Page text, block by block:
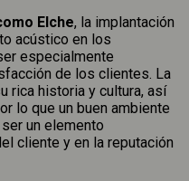
Elche, la implantación
acústico en los
especialmente
de los clientes. La
rica historia y cultura, así
lo que un buen ambiente
un elemento
cliente y en la reputación